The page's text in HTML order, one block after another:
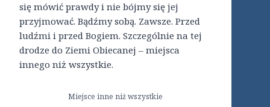
się mówić prawdy i nie bójmy się jej
przyjmować. Bądźmy sobą. Zawsze. Przed
ludźmi i przed Bogiem. Szczególnie na tej
drodze do Ziemi Obiecanej – miejsca
innego niż wszystkie.
Miejsce inne niż wszystkie